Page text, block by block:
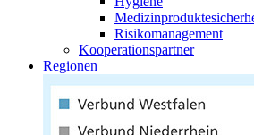
Risikomanagement
Kooperationspartner
Regionen